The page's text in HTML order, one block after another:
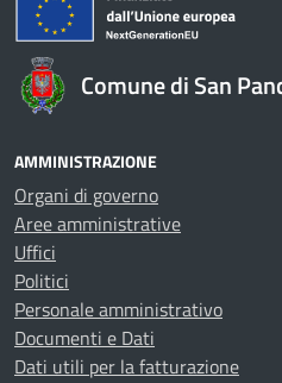
Comune di San
AMMINISTRAZIONE
Organi di governo
Aree amministrative
Uffici
Politici
Personale amministrativo
Documenti e Dati
Dati utili per la fatturazione